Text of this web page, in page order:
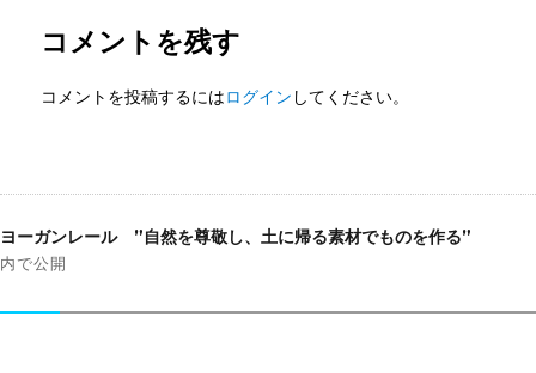
コメントを残す
コメントを投稿するにはログイン してください。
稿
ナ
ゲ
ヨーガンレール ”自然を尊敬し、土に帰る素材でものを作る”
内で公開